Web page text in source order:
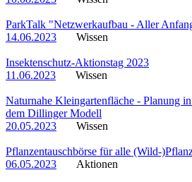
ParkTalk "Netzwerkaufbau - Aller
14.06.2023
Wissen
Insektenschutz-Aktionstag 2023
11.06.2023
Wissen
Naturnahe Kleingartenfläche - Planung
dem Dillinger Modell
20.05.2023
Wissen
Pflanzentauschbörse für alle (Wild-
06.05.2023
Aktionen